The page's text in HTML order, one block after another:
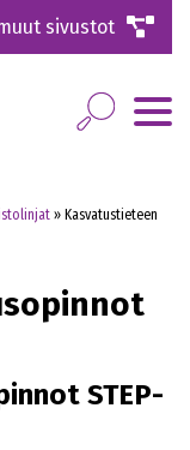
sivustot
» Kasvatustieteen
STEP-